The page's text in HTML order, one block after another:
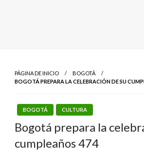
PÁGINA DE INICIO
BOGOTÁ
BOGOTÁ PREPARA LA CELEBRACIÓN DE SU
BOGOTÁ CULTURA
Bogotá prepara la
cumpleaños 474